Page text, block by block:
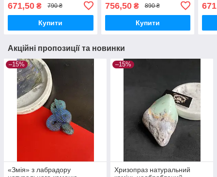
671,50 ₴ 790 ₴
Купити
756,50₴ 890 ₴
Купити
Акційні пропозиції та новинки
–15%
«Змія» з лабрадору
–15%
Хризопраз натуральний